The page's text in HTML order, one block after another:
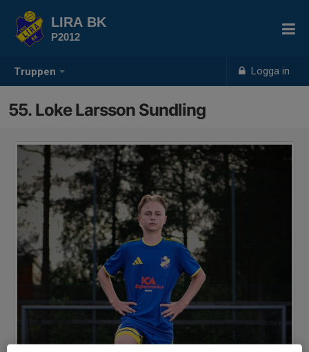
Truppen Logga in
LIRA BK
P2012
55. Loke Larsson Sundling